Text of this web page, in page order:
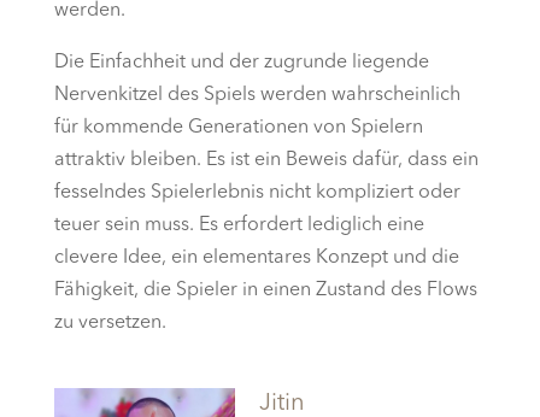
werden.
Die Einfachheit und der zugrunde liegende
Nervenkitzel des Spiels werden wahrscheinlich
für kommende Generationen von Spielern
attraktiv bleiben. Es ist ein Beweis dafür, dass ein
fesselndes Spielerlebnis nicht kompliziert oder
teuer sein muss. Es erfordert lediglich eine
clevere Idee, ein elementares Konzept und die
Fähigkeit, die Spieler in einen Zustand des Flows
zu versetzen.
Jitin